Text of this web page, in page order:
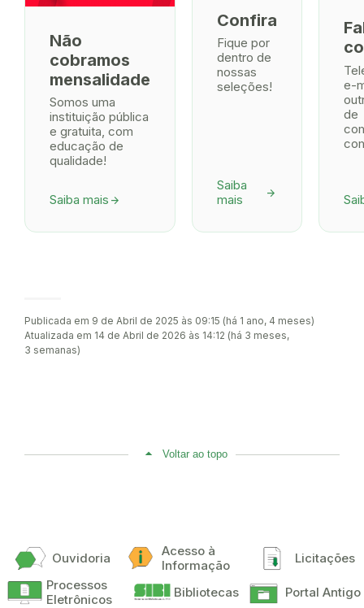
Não
cobramos
mensalidade
Somos uma
instituição pública
e gratuita, com
educação de
qualidade!
Saiba mais arrow_forward
Confira
Fique por
dentro de
nossas
seleções!
Saiba
mais
arrow_forward
e-
de
Publicada em 9 de Abril de 2025 às 09:15 (há 1 ano, 4 meses)
Atualizada em 14 de Abril de 2026 às 14:12 (há 3 meses,
3 semanas)
Voltar ao topo
Ouvidoria
Acesso à
Informação
Licitações
Processos
Eletrônicos
Bibliotecas Portal Antigo